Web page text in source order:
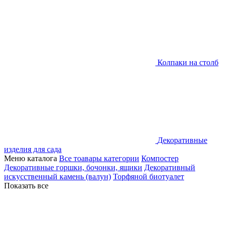
Колпаки на столб
Декоративные
изделия для сада
Меню каталога Все тоавары категории Компостер
Декоративные горшки, бочонки, ящики Декоративный
искусственный камень (валун) Торфяной биотуалет
Показать все